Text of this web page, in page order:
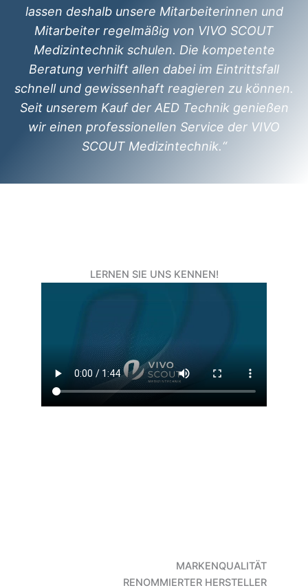
lassen deshalb unsere Mitarbeiterinnen und
Mitarbeiter regelmäßig von VIVO SCOUT
Medizintechnik schulen. Die kompetente
Beratung verhilft allen dabei im Eintrittsfall
schnell und gewissenhaft reagieren zu können.
Seit unserem Kauf der AED Technik genießen
wir einen professionellen Service der VIVO
SCOUT Medizintechnik.“
LERNEN SIE UNS KENNEN!
MARKENQUALITÄT
RENOMMIERTER HERSTELLER